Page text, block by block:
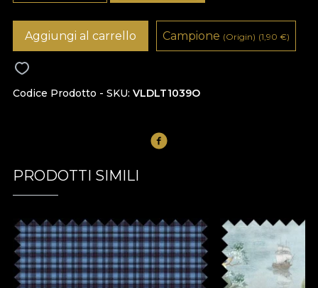
Codice Prodotto - SKU VLDLT1039O
Aggiungi al carrello Campione (Origin) (1,90 €)
PRODOTTI SIMILI